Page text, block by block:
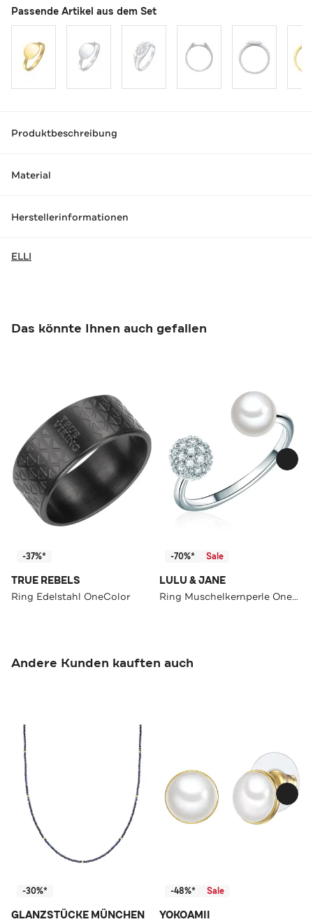
Passende Artikel aus dem Set
Produktbeschreibung
Material
Herstellerinformationen
ELLI
Das könnte Ihnen auch gefallen
-37%*
TRUE REBELS
Ring Edelstahl OneColor
-70%* Sale
LULU & JANE
Ring Muschelkernperle OneColor
Andere Kunden kauften auch
-30%*
GLANZSTÜCKE MÜNCHEN
-48%* Sale
YOKOAMII